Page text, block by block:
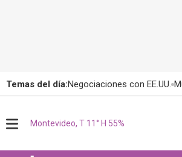
Temas del día:Negociaciones con EE.UU.
u
Montevideo, T 11° H 55%